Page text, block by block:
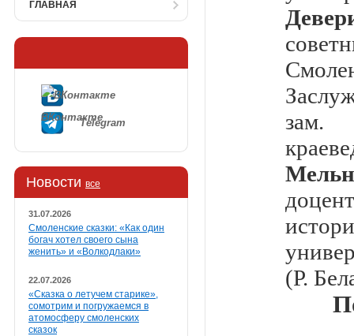
ГЛАВНАЯ
ВКонтактеTelegram
Новости все
31.07.2026
Смоленские сказки: «Как один
богач хотел своего сына
женить» и «Волкодлаки»
22.07.2026
«Сказка о летучем старике»,
сомотрим и погружаемся в
атомосферу смоленских
сказок
зам.
(Р.